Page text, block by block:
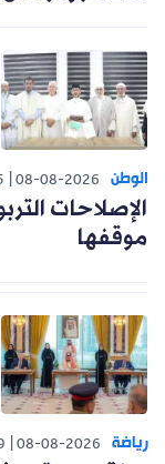
الوطن 08-08-2026
الإصلاحات
موقفها
رياضة 08-08-2026